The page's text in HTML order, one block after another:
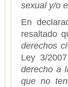
sexual y/o
En
resaltado
derechos
Ley 3/
derecho a
que no